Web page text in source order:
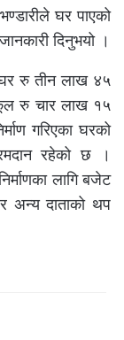
घर पाएको
दिनुभयो ।
रु तीन लाख ४५
रु चार लाख १५
गरिएका घरको
रहेको छ ।
लागि बजेट
अन्य दाताको थप